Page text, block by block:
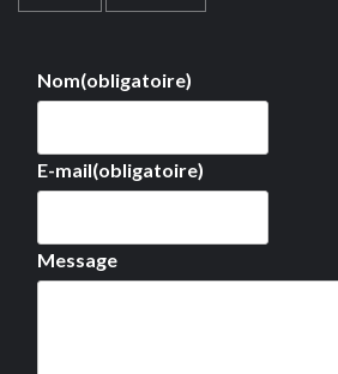
Nom(obligatoire)
E-mail(obligatoire)
Message